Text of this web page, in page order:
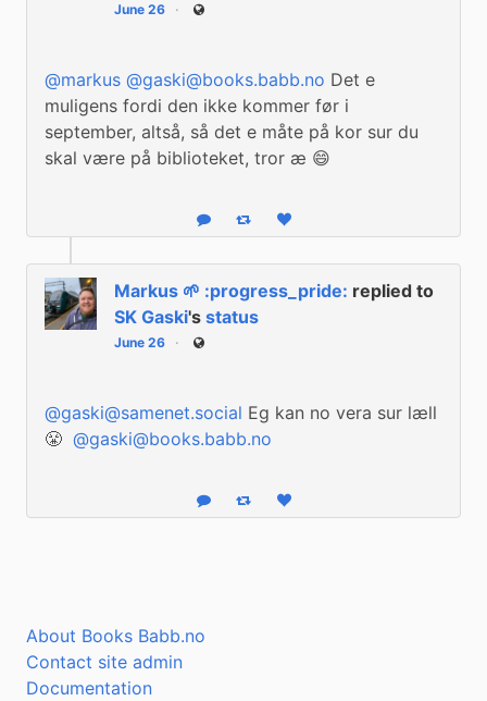
June 26 Public
@markus @gaski@books.babb.no Det e
muligens fordi den ikke kommer før i
september, altså, så det e måte på kor sur du
skal være på biblioteket, tror æ 😄
Reply Boost statusLike status
Markus 🌱 :progress_pride: replied to
SK Gaski's status
June 26 Public
@gaski@samenet.social Eg kan no vera sur læll
😤 @gaski@books.babb.no
Reply Boost statusLike status
About Books Babb.no
Contact site admin
Documentation